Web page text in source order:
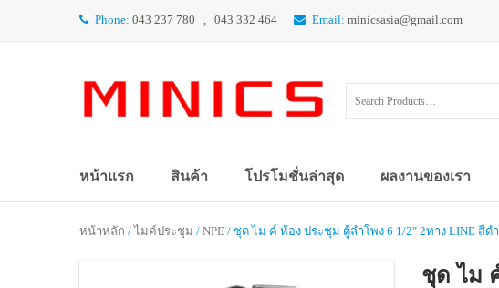
Phone: 043 237 780 , 043 332 464 Email: minicsasia@gmail.com
หน้าแรก สินค้า โปรโมชั่นล่าสุด ผลงานของเรา
หน้าหลัก /ไมค์ประชุม / NPE / ชุด ไม ค์ ห้อง ประชุม ตู้ลำโพง 6 1/2″ 2ทาง LINE สีดำ
ชุด ไม